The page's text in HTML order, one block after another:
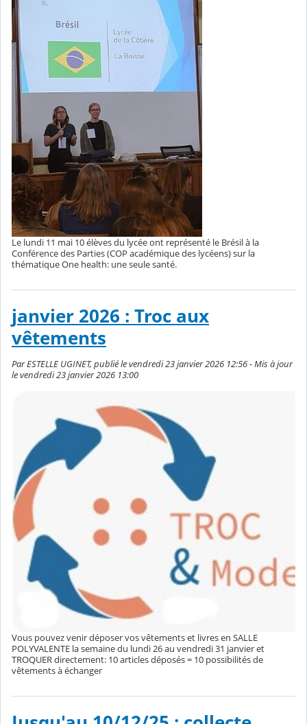
Le lundi 11 mai 10 élèves du lycée ont représenté le Brésil à la
Conférence des Parties (COP académique des lycéens) sur la
thématique One health: une seule santé.
janvier 2026 : Troc aux
vêtements
Par ESTELLE UGINET, publié le vendredi 23 janvier 2026 12:56 - Mis à jour
le vendredi 23 janvier 2026 13:00
Vous pouvez venir déposer vos vêtements et livres en SALLE
POLYVALENTE la semaine du lundi 26 au vendredi 31 janvier et
TROQUER directement: 10 articles déposés = 10 possibilités de
vêtements à échanger